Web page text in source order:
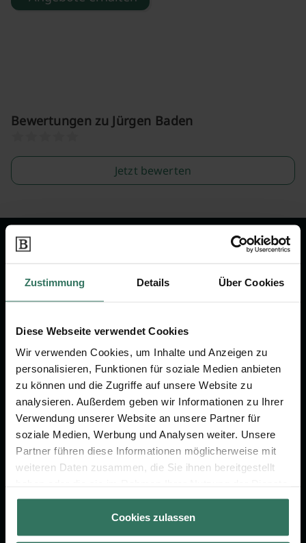
Zustimmung Details Über Cookies
Diese Webseite verwendet Cookies
Wir verwenden Cookies, um Inhalte und Anzeigen zu
personalisieren, Funktionen für soziale Medien anbieten
zu können und die Zugriffe auf unsere Website zu
analysieren. Außerdem geben wir Informationen zu Ihrer
Verwendung unserer Website an unsere Partner für
soziale Medien, Werbung und Analysen weiter. Unsere
Partner führen diese Informationen möglicherweise mit
weiteren Daten zusammen, die Sie ihnen bereitgestellt
gesammelt haben.
Cookies zulassen
Bewertungen zu Jürgen Baden
Jetzt bewerten
Wir sind Ihr Ansprechpartner rund
um das Thema Bestattung &
Vorsorge.
Jetzt beraten lassen
FÜR SIE
Vergleich
Ratgeber
Verzeichnis
FÜR BESTATTER
Online-Portal
Kostenlos registrieren